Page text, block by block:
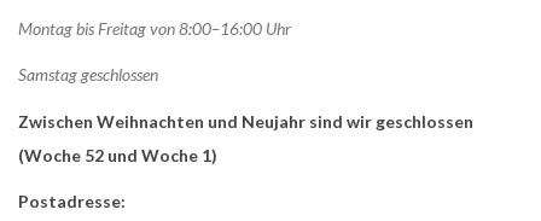
Montag bis Freitag von 8:00–16:00 Uhr
Samstag geschlossen
Zwischen Weihnachten und Neujahr sind wir geschlossen
(Woche 52 und Woche 1)
Postadresse: